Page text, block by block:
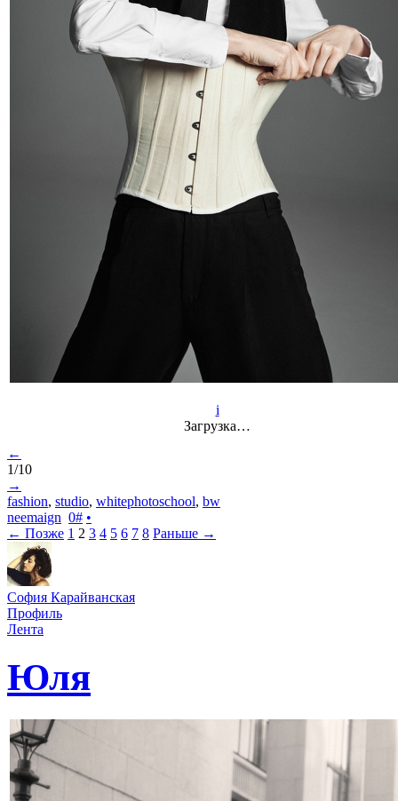
i
Загрузка…
←
1/10
→
fashion, studio, whitephotoschool, bw
neemaign 0# •
← Позже 1 2 3 4 5 6 7 8 Раньше →
София Карайванская
Профиль
Лента
Юля